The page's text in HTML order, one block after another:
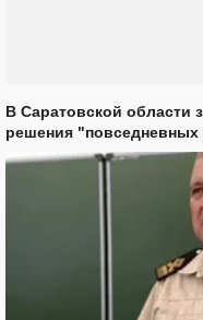
В Саратовской области
решения "повседневных